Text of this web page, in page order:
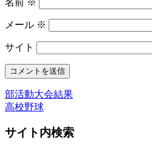
メール ※
サイト
部活動大会結果
高校野球
サイト内検索